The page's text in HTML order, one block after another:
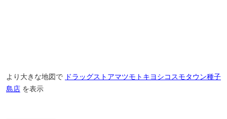
より大きな地図で ドラッグストアマツモトキヨシコスモタウン種子
島店 を表示